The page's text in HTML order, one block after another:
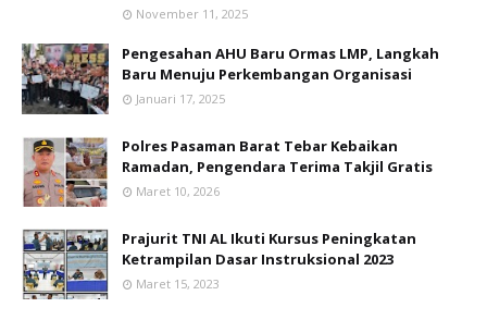
November 11, 2025
Pengesahan AHU Baru Ormas LMP, Langkah
Baru Menuju Perkembangan Organisasi
Januari 17, 2025
Polres Pasaman Barat Tebar Kebaikan
Ramadan, Pengendara Terima Takjil Gratis
Maret 10, 2026
Prajurit TNI AL Ikuti Kursus Peningkatan
Ketrampilan Dasar Instruksional 2023
Maret 15, 2023